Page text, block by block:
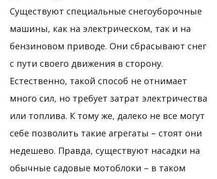
Существуют специальные снегоуборочные
машины, как на электрическом, так и на
бензиновом приводе. Они сбрасывают снег
с пути своего движения в сторону.
Естественно, такой способ не отнимает
много сил, но требует затрат электричества
или топлива. К тому же, далеко не все могут
себе позволить такие агрегаты – стоят они
недешево. Правда, существуют насадки на
обычные садовые мотоблоки – в таком